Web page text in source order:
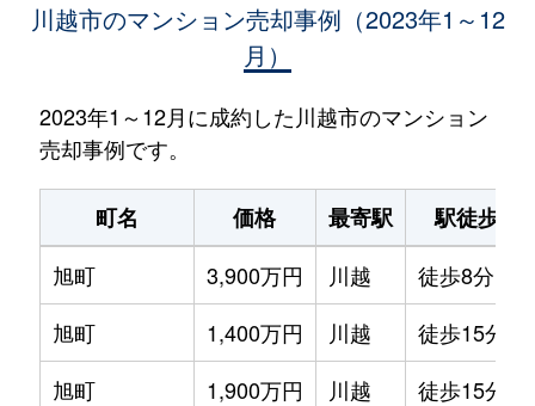
川越市のマンション売却事例（2023年1～12
月）
2023年1～12月に成約した川越市のマンション
売却事例です。
町名 価格 最寄駅
駅徒歩
旭町
3,900万円 川越
徒歩8分
旭町
1,400万円 川越
徒歩15分
旭町
1,900万円 川越
徒歩15分